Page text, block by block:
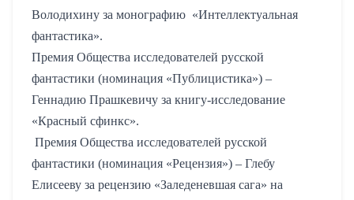
Володихину за монографию «Интеллектуальная
фантастика».
Премия Общества исследователей русской
фантастики (номинация «Публицистика») –
Геннадию Прашкевичу за книгу-исследование
«Красный сфинкс».
Премия Общества исследователей русской
фантастики (номинация «Рецензия») – Глебу
Елисееву за рецензию «Заледеневшая сага» на